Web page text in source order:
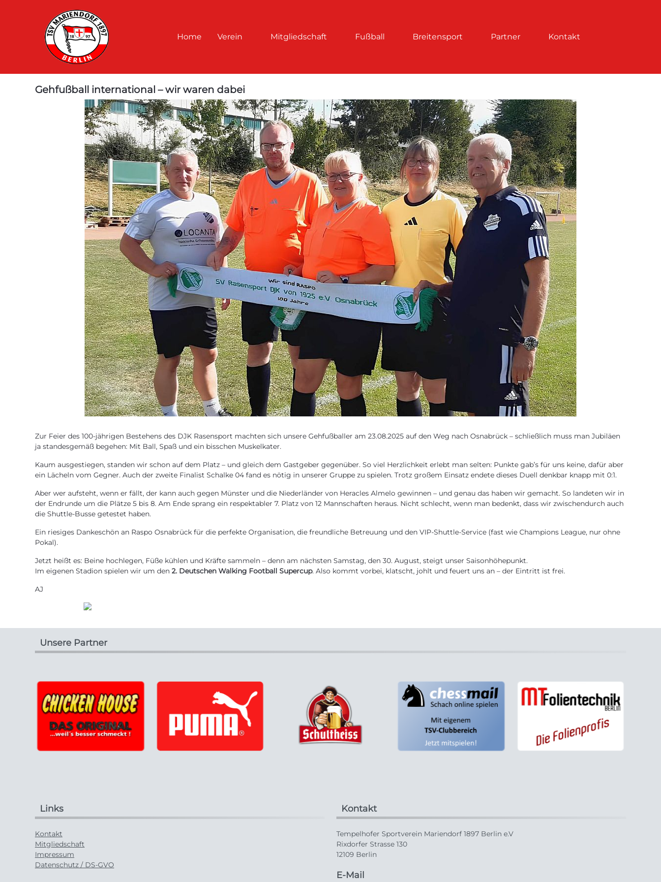
Home Verein Mitgliedschaft Fußball Breitensport Partner Kontakt
Gehfußball international – wir waren dabei
Zur Feier des 100-jährigen Bestehens des DJK Rasensport machten sich unsere Gehfußballer am 23.08.2025 auf den Weg nach Osnabrück – schließlich muss man Jubiläen
ja standesgemäß begehen: Mit Ball, Spaß und ein bisschen Muskelkater.
Kaum ausgestiegen, standen wir schon auf dem Platz – und gleich dem Gastgeber gegenüber. So viel Herzlichkeit erlebt man selten: Punkte gab’s für uns keine, dafür aber
ein Lächeln vom Gegner. Auch der zweite Finalist Schalke 04 fand es nötig in unserer Gruppe zu spielen. Trotz großem Einsatz endete dieses Duell denkbar knapp mit 0:1.
Aber wer aufsteht, wenn er fällt, der kann auch gegen Münster und die Niederländer von Heracles Almelo gewinnen – und genau das haben wir gemacht. So landeten wir in
der Endrunde um die Plätze 5 bis 8. Am Ende sprang ein respektabler 7. Platz von 12 Mannschaften heraus. Nicht schlecht, wenn man bedenkt, dass wir zwischendurch auch
die Shuttle-Busse getestet haben.
Ein riesiges Dankeschön an Raspo Osnabrück für die perfekte Organisation, die freundliche Betreuung und den VIP-Shuttle-Service (fast wie Champions League, nur ohne
Pokal).
Jetzt heißt es: Beine hochlegen, Füße kühlen und Kräfte sammeln – denn am nächsten Samstag, den 30. August, steigt unser Saisonhöhepunkt.
Im eigenen Stadion spielen wir um den 2. Deutschen Walking Football Supercup. Also kommt vorbei, klatscht, johlt und feuert uns an – der Eintritt ist frei.
AJ
Unsere Partner
Links
Kontakt
Mitgliedschaft
Impressum
Datenschutz / DS-GVO
Kontakt
Tempelhofer Sportverein Mariendorf 1897 Berlin e.V
Rixdorfer Strasse 130
12109 Berlin
E-Mail